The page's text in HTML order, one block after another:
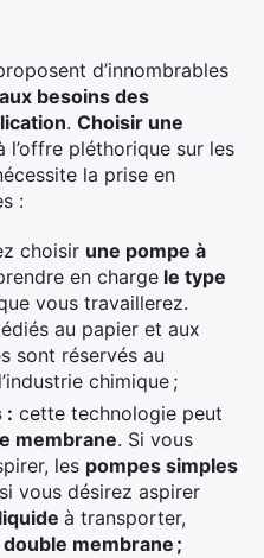
d’innombrables
aux besoins des
. Choisir une
l’offre pléthorique sur les
la prise en
:
choisir une pompe à
en charge le type
vous travaillerez.
au papier et aux
sont réservés au
chimique ;
: cette technologie peut
membrane. Si vous
les pompes simples
vous désirez aspirer
à transporter,
membrane ;